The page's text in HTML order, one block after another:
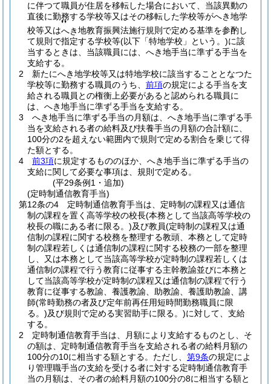
に伴つて職員が住居を移転した場合において、当該異動の
直後に勤務する学校等又はその移転した学校等がへき地学
校等又はへき
❜❜
地教育振興法施行規則で定める基準を参酌し
て規則で指定する学校等(以下「特地学校」という。)に該
当するときは、当該職員には、へき地手当に準ずる手当を
支給する。
2
新たにへき地学校等又は特地学校に該当することとなつた
学校等に勤務する職員のうち、 前項の規定による手当を支
給される職員との権衡上必要があると認められる職員に
は、へき地手当に準ずる手当を支給する。
3
へき地手当に準ずる手当の月額は、へき地手当に準ずる手
当を支給される者の給料及び扶養手当の月額の合計額に、
100分の2を超えない範囲内で規則で定める割合を乗じて得
た額とする。
4
前3項に規定するもののほか、へき地手当に準ずる手当の
支給に関して必要な事項は、規則で定める。
(平29条例1・追加)
(定時制通信教育手当)
第12条の4
定時制通信教育手当は、定時制の課程又は通信
制の課程を置く高等学校の校長(本務として当該高等学校の
校長の職にある者に限る。)及び教員(定時制の課程又は通
信制の課程に関する校務を整理する教頭、本務として定時
制の課程若しくは通信制の課程に関する校務の一部を整理
し、又は本務として当該高等学校が定時制の課程若しくは
通信制の課程で行う教育に従事する主幹教諭並びに本務と
して当該高等学校が定時制の課程又は通信制の課程で行う
教育に従事する教諭、養護教諭、助教諭、養護助教諭、講
師(常時勤務の者及び定年前再任用短時間勤務職員に限
る。)及び規則で定める実習助手に限る。)に対して、支給
する。
2
定時制通信教育手当は、月額により支給するものとし、そ
の額は、定時制通信教育手当を支給される者の給料月額の
100分の10に相当する額とする。 ただし、 第9条の規定によ
り管理職手当の支給を受ける者に対する定時制通信教育手
当の月額は、その者の給料月額の100分の8に相当する額と